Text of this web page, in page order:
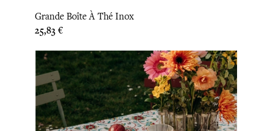
Grande Boîte À Thé Inox
Prix
25,83 €